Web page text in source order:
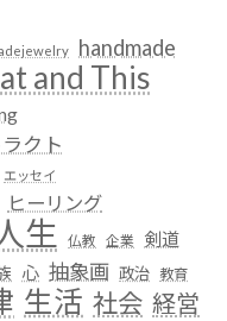
handmade
and This
クト
エッセイ
ヒーリング
生 仏教 企業 剣道
心 抽象画 政治 教育
生活 社会 経営